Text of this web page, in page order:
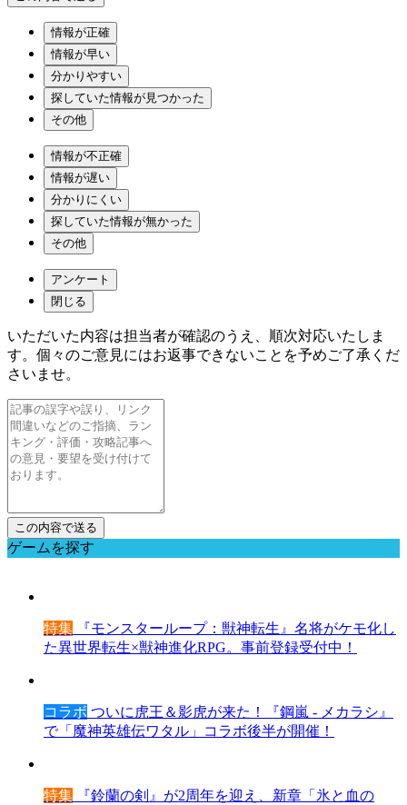
情報が正確
情報が早い
分かりやすい
探していた情報が見つかった
その他
情報が不正確
情報が遅い
分かりにくい
探していた情報が無かった
その他
アンケート
閉じる
いただいた内容は担当者が確認のうえ、順次対応いたしま
す。個々のご意見にはお返事できないことを予めご了承くだ
さいませ。
ゲームを探す
特集 『モンスターループ：獣神転生』名将がケモ化し
た異世界転生×獣神進化RPG。事前登録受付中！
コラボ ついに虎王＆影虎が来た！『鋼嵐 - メカラシ』
で「魔神英雄伝ワタル」コラボ後半が開催！
特集 『鈴蘭の剣』が2周年を迎え、新章「氷と血の